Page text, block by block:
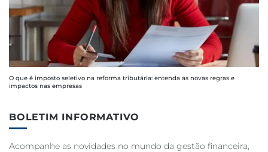
O que é imposto seletivo na reforma tributária: entenda as novas regras e
impactos nas empresas
BOLETIM INFORMATIVO
Acompanhe as novidades no mundo da gestão financeira,